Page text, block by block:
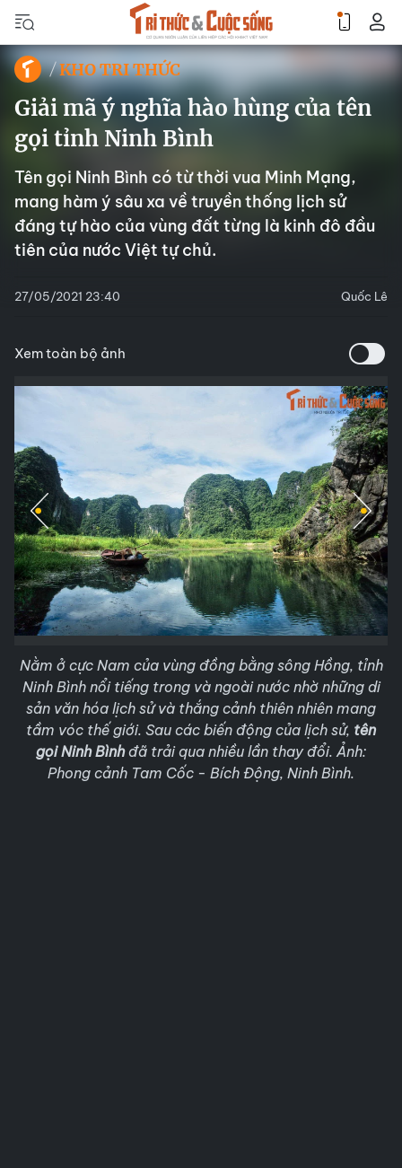
KHO TRI THỨC
Giải mã ý nghĩa hào hùng của tên
gọi tỉnh Ninh Bình
Tên gọi Ninh Bình có từ thời vua Minh Mạng,
mang hàm ý sâu xa về truyền thống lịch sử
đáng tự hào của vùng đất từng là kinh đô đầu
tiên của nước Việt tự chủ.
27/05/2021 23:40 Quốc Lê
Xem toàn bộ ảnh
Nằm ở cực Nam của vùng đồng bằng sông Hồng, tỉnh
Ninh Bình nổi tiếng trong và ngoài nước nhờ những di
sản văn hóa lịch sử và thắng cảnh thiên nhiên mang
tầm vóc thế giới. Sau các biến động của lịch sử, tên
gọi Ninh Bìnhđã trải qua nhiều lần thay đổi. Ảnh:
Phong cảnh Tam Cốc - Bích Động, Ninh Bình.